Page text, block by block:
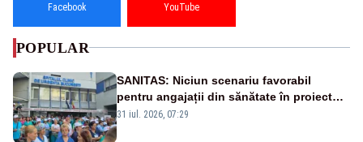
Facebook YouTube
POPULAR
SANITAS: Niciun scenariu favorabil
pentru angajații din sănătate în proiectul
Legii salarizării
31 iul. 2026, 07:29